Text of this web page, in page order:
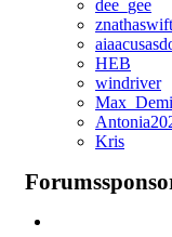
dee_gee
HEB
windriver
Kris